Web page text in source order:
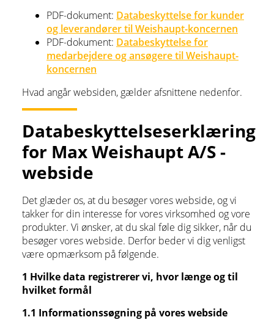
PDF-dokument: Databeskyttelse for kunder
og leverandører til Weishaupt-koncernen
PDF-dokument: Databeskyttelse for
medarbejdere og ansøgere til Weishaupt-
koncernen
Hvad angår websiden, gælder afsnittene nedenfor.
Databeskyttelseserklæring
for Max Weishaupt A/S -
webside
Det glæder os, at du besøger vores webside, og vi
takker for din interesse for vores virksomhed og vore
produkter. Vi ønsker, at du skal føle dig sikker, når du
besøger vores webside. Derfor beder vi dig venligst
være opmærksom på følgende.
1 Hvilke data registrerer vi, hvor længe og til
hvilket formål
1.1 Informationssøgning på vores webside